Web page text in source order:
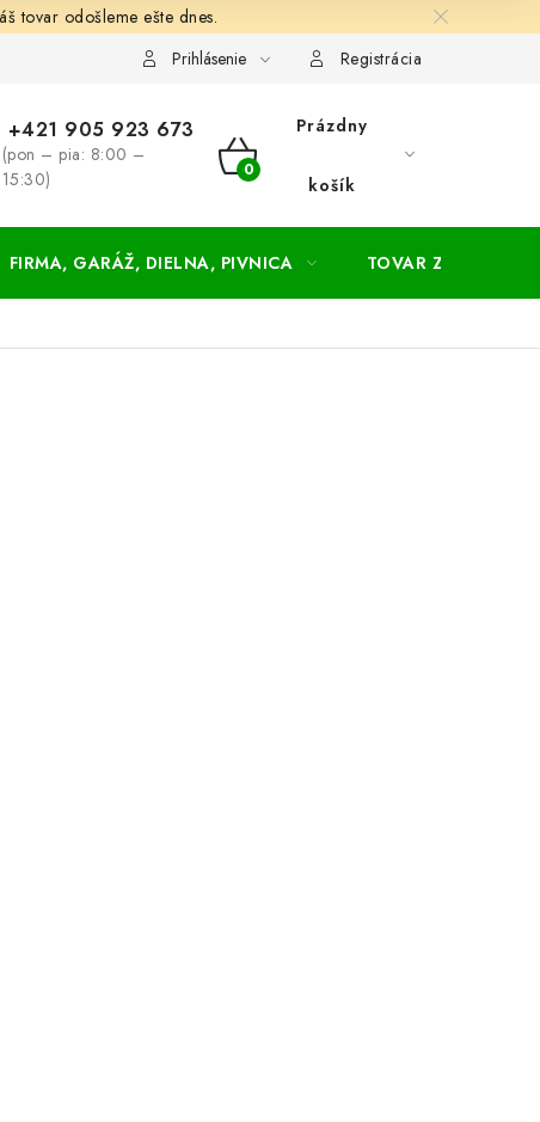
tovar odošleme ešte dnes.
a dodacie podmienky Zásady ochrany osobných údajov
Prihlásenie Registrácia
+421 905 923 673
(pon – pia: 8:00 –
15:30)
NÁKUPNÝ
Prázdny
košík
FIRMA, GARÁŽ, DIELNA, PIVNICA TOVAR ZA